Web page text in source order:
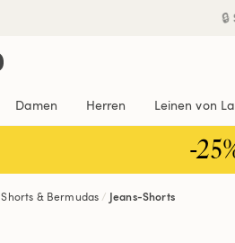
Damen Herren Leinen von
-
Shorts & Bermudas Jeans-Shorts